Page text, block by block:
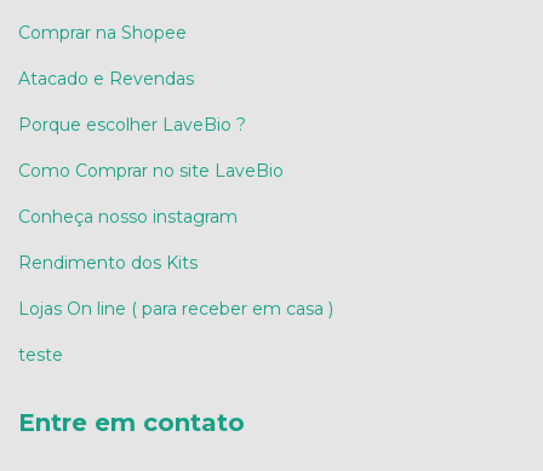
Comprar na Shopee
Atacado e Revendas
Porque escolher LaveBio ?
Como Comprar no site LaveBio
Conheça nosso instagram
Rendimento dos Kits
Lojas On line ( para receber em casa )
teste
Entre em contato